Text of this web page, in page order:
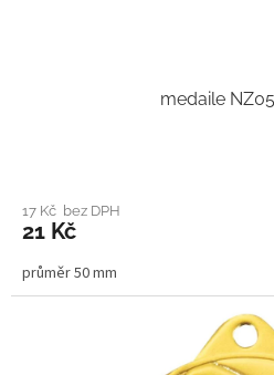
medaile
17 Kč bez DPH
21 Kč
průměr 50 mm